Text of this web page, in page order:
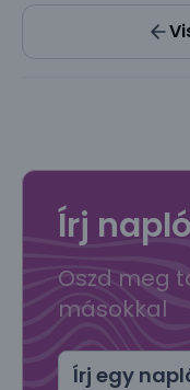
Írj
Oszd meg
másokkal
Írj egy